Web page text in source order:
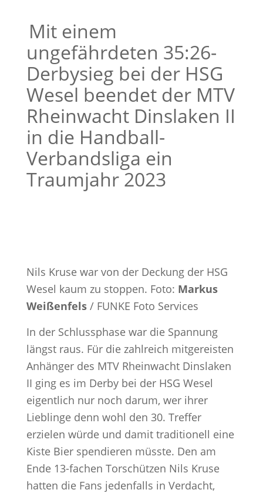
Mit einem
ungefährdeten 35:26-
Derbysieg bei der HSG
Wesel beendet der MTV
Rheinwacht Dinslaken II
in die Handball-
Verbandsliga ein
Traumjahr 2023
Nils Kruse war von der Deckung der HSG
Wesel kaum zu stoppen. Foto: Markus
Weißenfels/ FUNKE Foto Services
In der Schlussphase war die Spannung
längst raus. Für die zahlreich mitgereisten
Anhänger des MTV Rheinwacht Dinslaken
II ging es im Derby bei der HSG Wesel
eigentlich nur noch darum, wer ihrer
Lieblinge denn wohl den 30. Treffer
erzielen würde und damit traditionell eine
Kiste Bier spendieren müsste. Den am
Ende 13-fachen Torschützen Nils Kruse
hatten die Fans jedenfalls in Verdacht,